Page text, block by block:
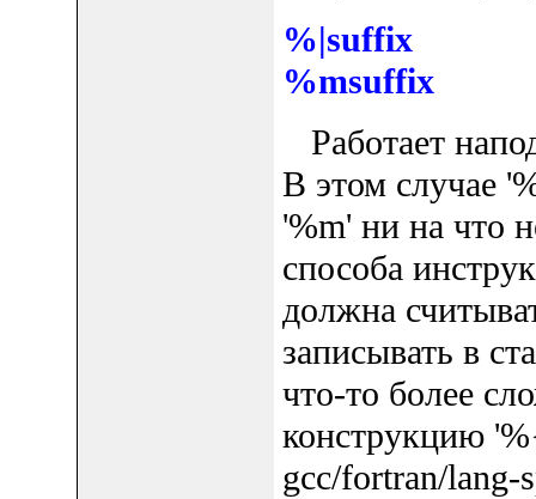
%|suffix
%msuffix
Работает
В этом случае
'%m' ни на что
способа
должна
записывать в
что-то более
конструкцию
gcc/fortran/lang-